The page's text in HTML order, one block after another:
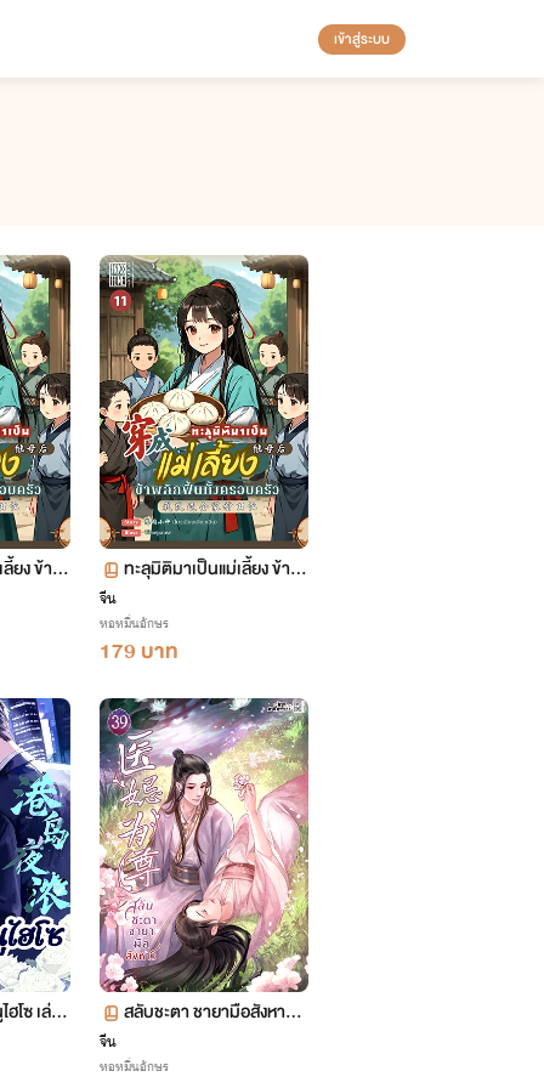
เข้าสู่ระบบ
ยง ข้าพ
ทะลุมิติมาเป็นแม่เลี้ยง ข้าพ
ตอน 547-599
จีน
หอหมื่นอักษร
179 บาท
โซ เล่ม
สลับชะตา ชายามือสังหาร เ
จีน
หอหมื่นอักษร